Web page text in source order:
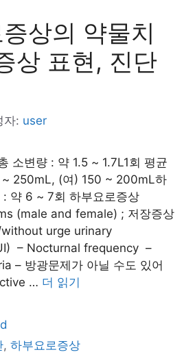
상의 약물치
상 표현, 진단
자: user
소변량 : 약 1.5 ~ 1.7L1회 평균
250mL, (여) 150 ~ 200mL하
: 약 6 ~ 7회 하부요로증상
(male and female) ; 저장증상
urge urinary
– Nocturnal frequency –
– 방광문제가 아닐 수도 있어
… 더 읽기
,하부요로증상